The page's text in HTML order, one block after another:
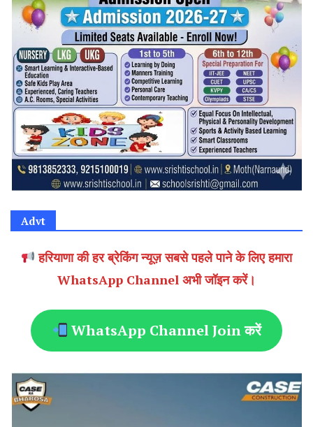
Advt
हरियाणा की हर ब्रेकिंग न्यूज़ सबसे पहले पाने के लिए हमारा
WhatsApp Channel अभी जॉइन करें।
WhatsApp Channel Join करें